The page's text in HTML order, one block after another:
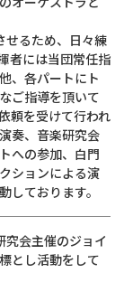
せるため、日々練
者には当団常任指
、各パートにト
ご指導を頂いて
頼を受けて行われ
奏、音楽研究会
への参加、白門
ションによる演
しております。
会主催のジョイ
とし活動をして